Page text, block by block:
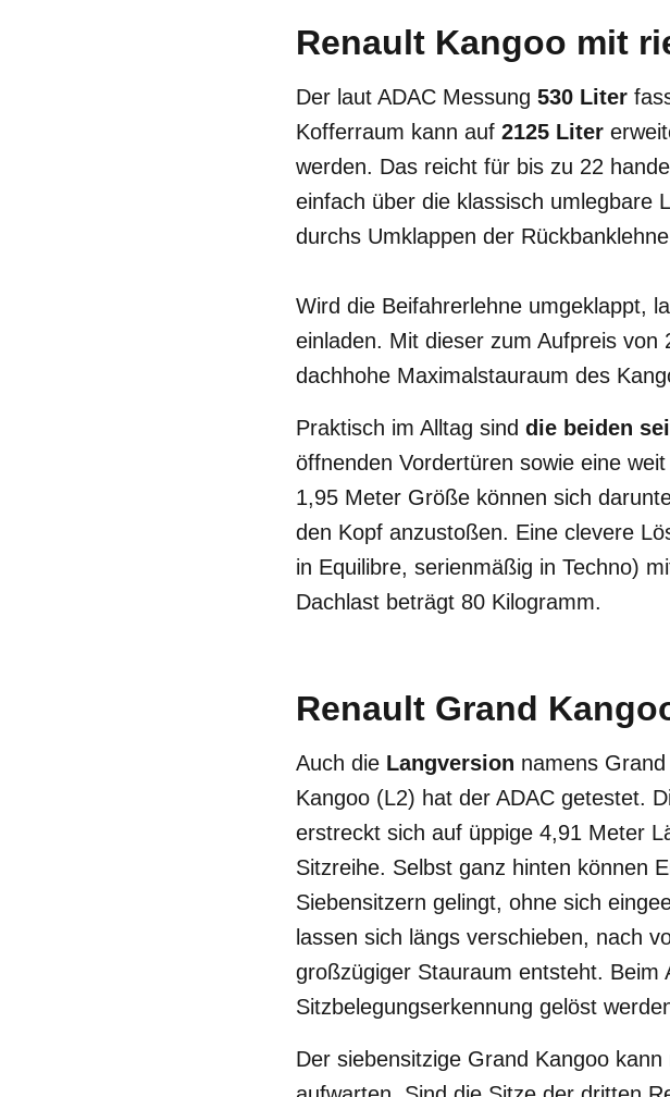
Renault Kangoo mit
Der laut ADAC Messung 530 Liter
Kofferraum kann auf 2125 Liter
werden. Das reicht für bis zu 22
einfach über die klassisch umlegbare
durchs Umklappen der
Wird die Beifahrerlehne umgeklappt,
einladen. Mit dieser zum Aufpreis
dachhohe Maximalstauraum des
Praktisch im Alltag sind die beiden
öffnenden Vordertüren sowie eine
1,95 Meter Größe können sich
den Kopf anzustoßen. Eine clevere
in Equilibre, serienmäßig in Techno)
Dachlast beträgt 80 Kilogramm.
Renault Grand
Auch die Langversion namens Grand
Kangoo (L2) hat der ADAC getestet.
erstreckt sich auf üppige 4,91 Meter
Sitzreihe. Selbst ganz hinten können
Siebensitzern gelingt, ohne sich
lassen sich längs verschieben, nach
großzügiger Stauraum entsteht. Beim
Sitzbelegungserkennung gelöst
Der siebensitzige Grand Kangoo